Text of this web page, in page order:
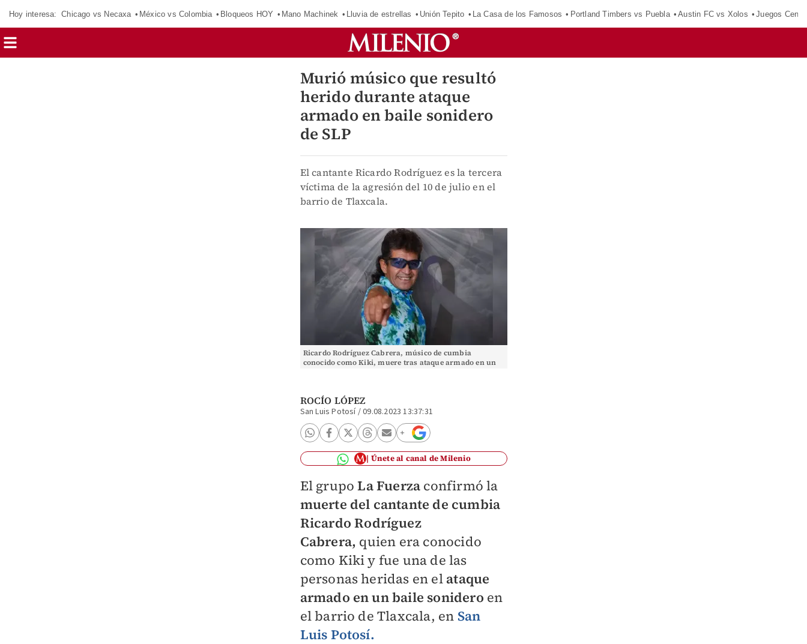
Hoy interesa: Chicago vs Necaxa México vs Colombia Bloqueos HOY Mano Machinek Lluvia de estrellas Unión Tepito La Casa de los Famosos Portland Timbers vs Puebla Austin FC vs Xolos Juegos
Murió músico que resultó
herido durante ataque
armado en baile sonidero
de SLP
El cantante Ricardo Rodríguez es la tercera
víctima de la agresión del 10 de julio en el
barrio de Tlaxcala.
Ricardo Rodríguez Cabrera, músico de cumbia
conocido como Kiki, muere tras ataque armado en un
ROCÍO LÓPEZ
San Luis Potosí/09.08.2023 13:37:31
Únete al canal de Milenio
El grupoLa Fuerza confirmó la
muerte del cantante de cumbia
Ricardo Rodríguez
Cabrera, quien era conocido
como Kiki y fue una de las
personas heridas en el ataque
armado en un baile sonidero en
el barrio de Tlaxcala, en San
Luis Potosí.